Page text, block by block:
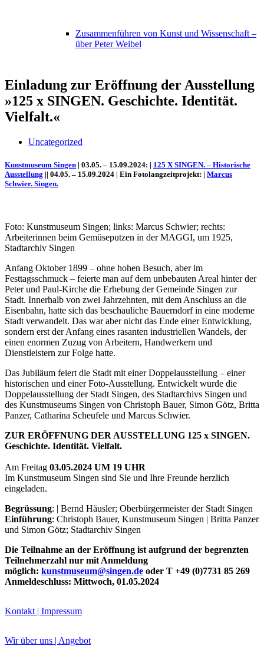
Zusammenführen von Kunst und Wissenschaft –
über Peter Weibel
Uli Rothfuss
Harald Schwiers
Buchbesprechungen von Harald Schwiers
Haralds Streifzüge
Marc Peschke – Out of The Länd
Hausbesuche
Einladung zur Eröffnung der Ausstellung
»125 x SINGEN. Geschichte. Identität.
Vielfalt.«
Uncategorized
Kunstmuseum Singen | 03.05. – 15.09.2024: | 125 X SINGEN. – Historische
Ausstellung || 04.05. – 15.09.2024 | Ein Fotolangzeitprojekt: | Marcus
Schwier. Singen.
Foto: Kunstmuseum Singen; links: Marcus Schwier; rechts:
Arbeiterinnen beim Gemüseputzen in der MAGGI, um 1925,
Stadtarchiv Singen
Anfang Oktober 1899 – ohne hohen Besuch, aber im
Festtagsschmuck – feierte man auf dem unbebauten Areal hinter der
Peter und Paul-Kirche die Erhebung der Gemeinde Singen zur
Stadt. Innerhalb von zwei Jahrzehnten, mit dem Anschluss an die
Eisenbahn, hatte sich das beschauliche Bauerndorf in eine moderne
Stadt verwandelt. Das war aber nicht das Ende einer Entwicklung,
sondern erst der Anfang eines rasanten industriellen Wandels, der
einen enormen Zuzug von Arbeitern, Handwerkern und
Dienstleistern zur Folge hatte.
Das Jubiläum feiert die Stadt mit einer Doppelausstellung – einer
historischen und einer Foto-Ausstellung. Entwickelt wurde die
Doppelausstellung der Stadt Singen, des Stadtarchivs Singen und
des Kunstmuseums Singen von Christoph Bauer, Simon Götz, Britta
Panzer, Catharina Scheufele und Marcus Schwier.
ZUR ERÖFFNUNG DER AUSSTELLUNG 125 x SINGEN.
Geschichte. Identität. Vielfalt.
Am Freitag 03.05.2024 UM 19 UHR
Im Kunstmuseum Singen sind Sie und Ihre Freunde herzlich
eingeladen.
Begrüssung: | Bernd Häusler; Oberbürgermeister der Stadt Singen
Einführung: Christoph Bauer, Kunstmuseum Singen | Britta Panzer
und Simon Götz; Stadtarchiv Singen
Die Teilnahme an der Eröffnung ist aufgrund der begrenzten
Teilnehmerzahl nur mit Anmeldung
möglich: kunstmuseum@singen.de oder T +49 (0)7731 85 269
Anmeldeschluss: Mittwoch, 01.05.2024
Kontakt | Impressum
Wir über uns | Angebot